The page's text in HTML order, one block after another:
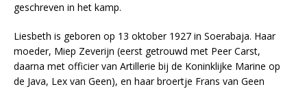
geschreven in het kamp.
Liesbeth is geboren op 13 oktober 1927 in Soerabaja. Haar
moeder, Miep Zeverijn (eerst getrouwd met Peer Carst,
daarna met officier van Artillerie bij de Koninklijke Marine op
de Java, Lex van Geen), en haar broertje Frans van Geen